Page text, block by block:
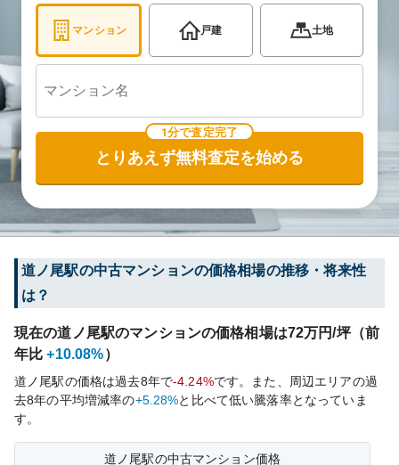
マンション 戸建 土地
1分で査定完了
とりあえず無料査定を始める
道ノ尾駅の中古マンションの価格相場の推移・将来性
は？
現在の道ノ尾駅のマンションの価格相場は72万円/坪（前
年比 +10.08%）
道ノ尾駅の価格は過去8年で-4.24%です。
また、周辺エリアの過
去8年の平均増減率の+5.28%と比べて低い騰落率となっていま
す。
道ノ尾駅の中古マンション価格